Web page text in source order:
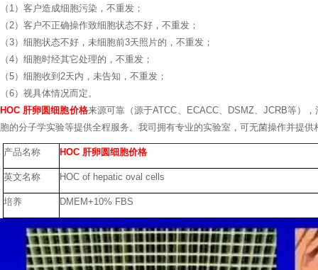
（1）客户造成细胞污染，不重发；
（2）客户不正确操作致细胞状态不好，不重发；
（3）细胞状态不好，未细胞前3天照片的，不重发；
（4）细胞时经其它处理的，不重发；
（5）细胞收到2天内，未告知，不重发；
（6）视具体情况而定。
HOC 肝卵圆细胞价格来源可靠（源于ATCC、ECACC、DSMZ、JCRB等）
胞的分子学实验等提供全程服务。我司拥有专业的实验室，可无菌操作并提
产品名称 HOC 肝卵圆细胞价格
英文名称 HOC of hepatic oval cells
培养 DMEM+10% FBS